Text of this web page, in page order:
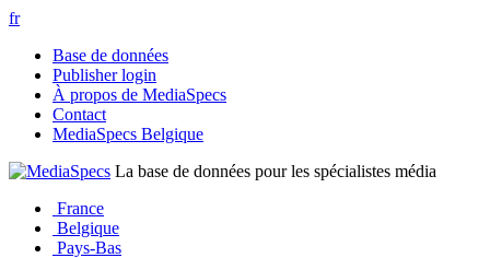
fr
Base de données
Publisher login
À propos de MediaSpecs
Contact
MediaSpecs Belgique
La base de données pour les spécialistes média
France
Belgique
Pays-Bas